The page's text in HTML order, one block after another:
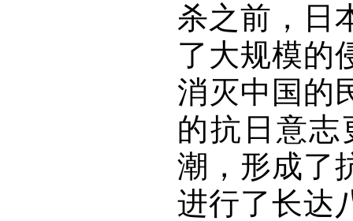
杀之前，日
了大规模的
消灭中国的
的抗日意
潮，形成了
进行了长达